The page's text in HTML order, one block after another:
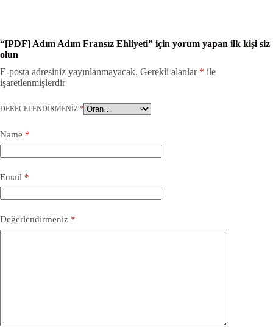
“[PDF] Adım Adım Fransız Ehliyeti” için yorum yapan ilk kişi siz
olun
E-posta adresiniz yayınlanmayacak. Gerekli alanlar * ile
işaretlenmişlerdir
DERECELENDIRMENIZ *
Name *
Email *
Değerlendirmeniz *